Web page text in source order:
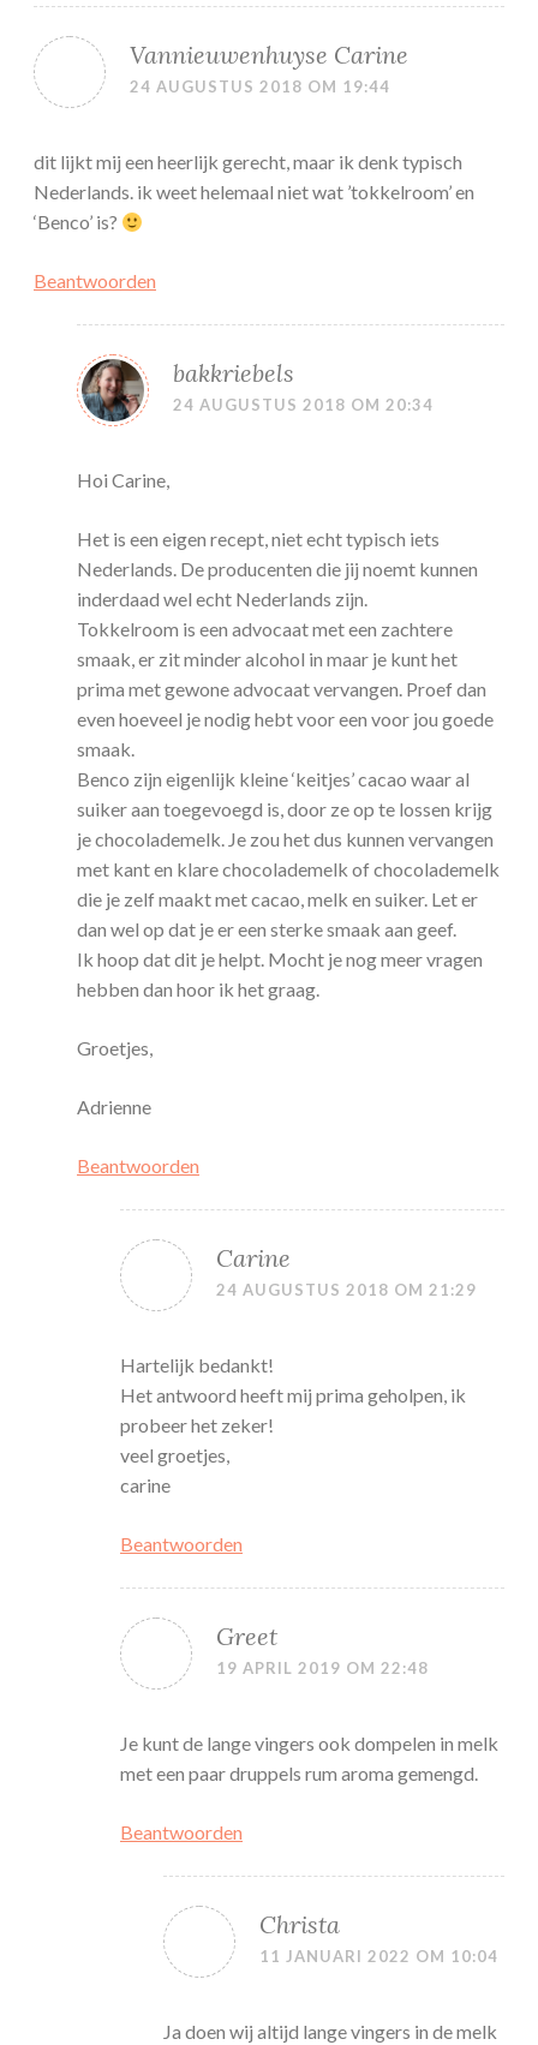
Vannieuwenhuyse Carine
24 AUGUSTUS 2018 OM 19:44
dit lijkt mij een heerlijk gerecht, maar ik denk typisch
Nederlands. ik weet helemaal niet wat ’tokkelroom’ en
‘Benco’ is?
Beantwoorden
bakkriebels
24 AUGUSTUS 2018 OM 20:34
Hoi Carine,
Het is een eigen recept, niet echt typisch iets
Nederlands. De producenten die jij noemt kunnen
inderdaad wel echt Nederlands zijn.
Tokkelroom is een advocaat met een zachtere
smaak, er zit minder alcohol in maar je kunt het
prima met gewone advocaat vervangen. Proef dan
even hoeveel je nodig hebt voor een voor jou goede
smaak.
Benco zijn eigenlijk kleine ‘keitjes’ cacao waar al
suiker aan toegevoegd is, door ze op te lossen krijg
je chocolademelk. Je zou het dus kunnen vervangen
met kant en klare chocolademelk of chocolademelk
die je zelf maakt met cacao, melk en suiker. Let er
dan wel op dat je er een sterke smaak aan geef.
Ik hoop dat dit je helpt. Mocht je nog meer vragen
hebben dan hoor ik het graag.
Groetjes,
Adrienne
Beantwoorden
Carine
24 AUGUSTUS 2018 OM 21:29
Hartelijk bedankt!
Het antwoord heeft mij prima geholpen, ik
probeer het zeker!
veel groetjes,
carine
Beantwoorden
Greet
19 APRIL 2019 OM 22:48
Je kunt de lange vingers ook dompelen in melk
met een paar druppels rum aroma gemengd.
Beantwoorden
Christa
11 JANUARI 2022 OM 10:04
Ja doen wij altijd lange vingers in de melk